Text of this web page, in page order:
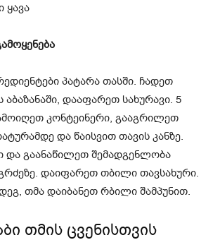
ყავა
პატარა თასში. ჩადეთ
დააფარეთ სახურავი. 5
კონტეინერი, გააგრილეთ
და წაისვით თავის კანზე.
და გაანაწილეთ შემადგენლობა
დაიფარეთ თბილი თავსახური.
თმა დაიბანეთ რბილი შამპუნით.
თმის ცვენისთვის